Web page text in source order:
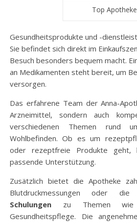
Top
Gesundheitsprodukte und -
Sie befindet sich direkt im
Besuch besonders bequem macht.
an Medikamenten steht bereit, um
versorgen.
Das erfahrene Team der Anna-
Arzneimittel, sondern auch
verschiedenen Themen rund
Wohlbefinden. Ob es um
oder rezeptfreie Produkte
passende Unterstützung.
Zusätzlich bietet die Apotheke
Blutdruckmessungen oder die
Schulungen zu Themen wie
Gesundheitspflege. Die